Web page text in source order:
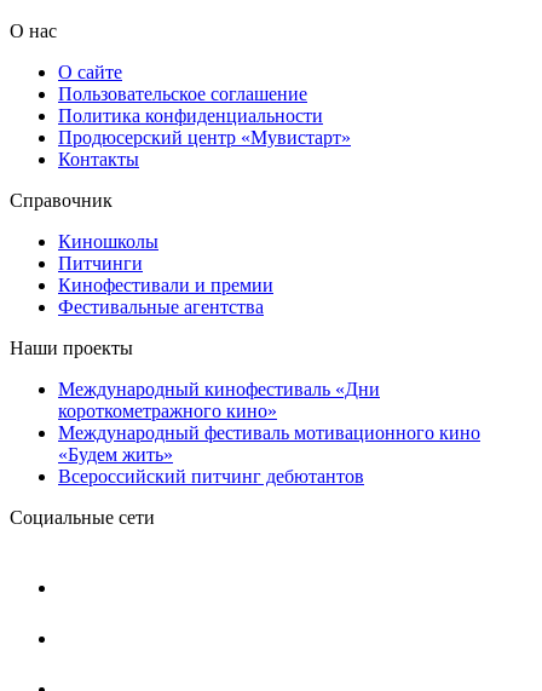
О нас
О сайте
Пользовательское соглашение
Политика конфиденциальности
Продюсерский центр «Мувистарт»
Контакты
Справочник
Киношколы
Питчинги
Кинофестивали и премии
Фестивальные агентства
Наши проекты
Международный кинофестиваль «Дни
короткометражного кино»
Международный фестиваль мотивационного кино
«Будем жить»
Всероссийский питчинг дебютантов
Социальные сети